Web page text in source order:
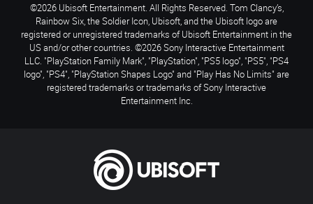
©2026 Ubisoft Entertainment. All Rights Reserved. Tom Clancy’s,
Rainbow Six, the Soldier Icon, Ubisoft, and the Ubisoft logo are
registered or unregistered trademarks of Ubisoft Entertainment in the
US and/or other countries. ©2026 Sony Interactive Entertainment
LLC. "PlayStation Family Mark", "PlayStation", "PS5 logo", "PS5", "PS4
logo", "PS4", "PlayStation Shapes Logo" and "Play Has No Limits" are
registered trademarks or trademarks of Sony Interactive
Entertainment Inc.